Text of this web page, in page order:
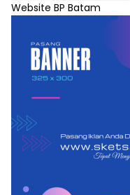
Website BP Batam